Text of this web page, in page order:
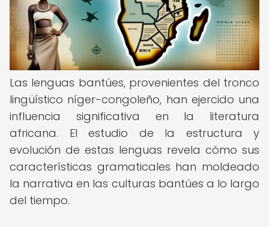
Las lenguas bantúes, provenientes del tronco
lingüístico níger-congoleño, han ejercido una
influencia significativa en la literatura
africana. El estudio de la estructura y
evolución de estas lenguas revela cómo sus
características gramaticales han moldeado
la narrativa en las culturas bantúes a lo largo
del tiempo.